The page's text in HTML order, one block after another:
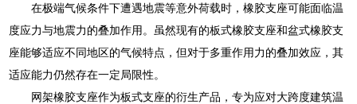
在极端气候条件下遭遇地震等意外荷载时，橡胶支座可能面临温
度应力与地震力的叠加作用。虽然现有的板式橡胶支座和盆式橡胶支
座能够适应不同地区的气候特点，但对于多重作用力的叠加效应，其
适应能力仍然存在一定局限性。
网架橡胶支座作为板式支座的衍生产品，专为应对大跨度建筑温